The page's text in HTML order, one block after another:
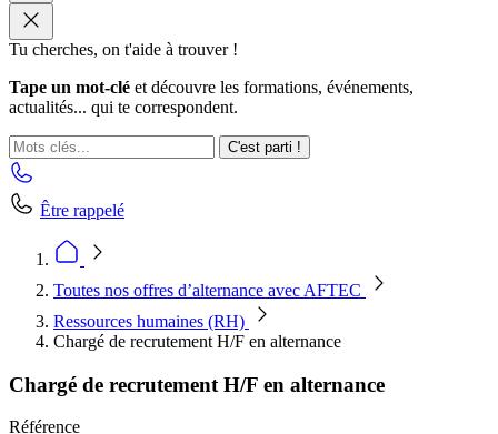
Tu cherches, on t'aide à trouver !
Tape un mot-clé et découvre les formations, événements,
actualités... qui te correspondent.
C'est parti !
Être rappelé
Toutes nos offres d’alternance avec AFTEC
Ressources humaines (RH)
Chargé de recrutement H/F en alternance
Chargé de recrutement H/F en alternance
Référence